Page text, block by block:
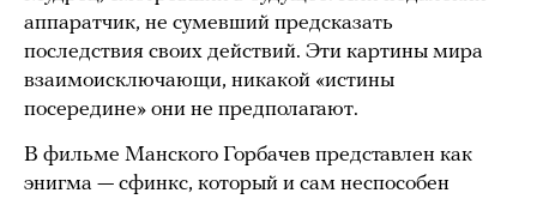
аппаратчик, не сумевший предсказать
последствия своих действий. Эти картины мира
взаимоисключающи, никакой «истины
посередине» они не предполагают.
В фильме Манского Горбачев представлен как
энигма — сфинкс, который и сам неспособен